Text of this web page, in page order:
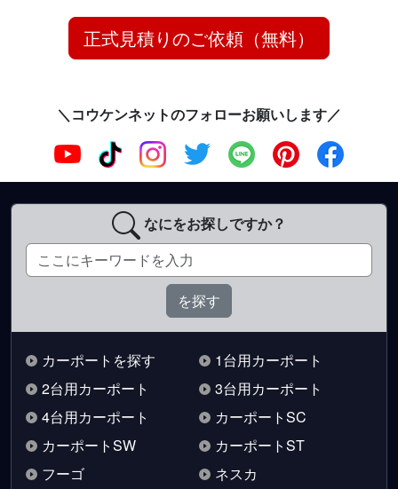
正式見積りのご依頼（無料）
＼コウケンネットのフォローお願いします／
なにをお探しですか？
カーポートを探す
1台用カーポート
2台用カーポート
3台用カーポート
4台用カーポート
カーポートSC
カーポートSW
カーポートST
フーゴ
ネスカ